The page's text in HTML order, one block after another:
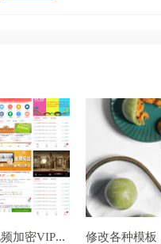
it618视频直播网校视频加密VIP卡密拼课认证